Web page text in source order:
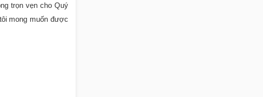
trọn vẹn cho Quý
mong muốn được